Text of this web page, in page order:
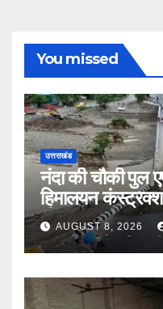
You missed
उत्तराखंड
नंदा की चौकी पुल
हिमालयन
भी एक्शन
AUGUST 8, 2026